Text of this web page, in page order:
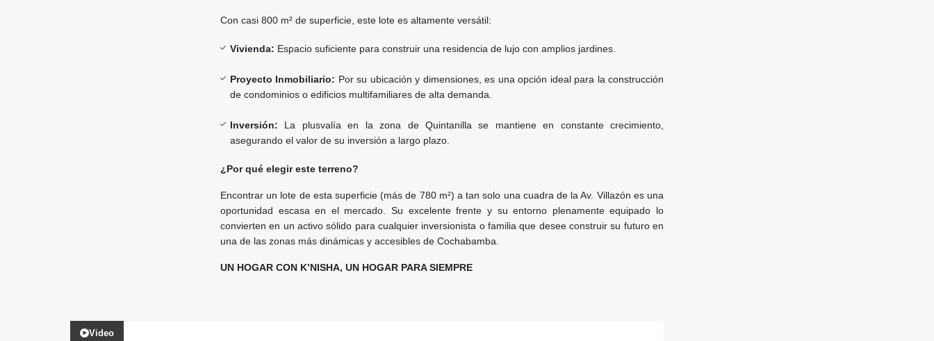
Con casi 800 m² de superficie, este lote es altamente versátil:
Vivienda: Espacio suficiente para construir una residencia de lujo con amplios jardines.
Proyecto Inmobiliario: Por su ubicación y dimensiones, es una opción ideal para la construcción
de condominios o edificios multifamiliares de alta demanda.
Inversión: La plusvalía en la zona de Quintanilla se mantiene en constante crecimiento,
asegurando el valor de su inversión a largo plazo.
¿Por qué elegir este terreno?
Encontrar un lote de esta superficie (más de 780 m²) a tan solo una cuadra de la Av. Villazón es una
oportunidad escasa en el mercado. Su excelente frente y su entorno plenamente equipado lo
convierten en un activo sólido para cualquier inversionista o familia que desee construir su futuro en
una de las zonas más dinámicas y accesibles de Cochabamba.
UN HOGAR CON K’NISHA, UN HOGAR PARA SIEMPRE
Video